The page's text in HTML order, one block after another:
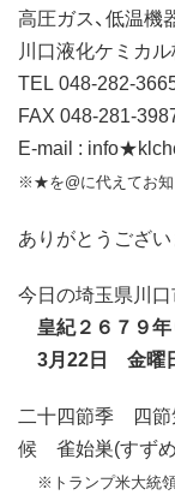
高圧ガス、低温機
川口液化ケミカ
TEL 048-282-
FAX 048-281-
E-mail :
※★を@に代えてお
ありがとうござ
今日の埼玉県川
皇紀２６７９年
3月22日 金曜
二十四節季 四節
候 雀始巣(すず
※トランプ米大統